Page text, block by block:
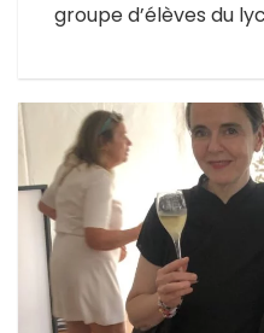
groupe d’élèves du